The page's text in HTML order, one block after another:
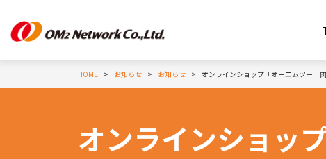
HOME お知らせ お知らせ オンラインショップ「オーエムツー
オンラインショッ